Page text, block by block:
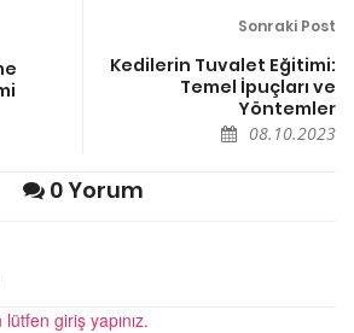
Sonraki Post
Kedilerin Tuvalet Eğitimi:
Temel İpuçları ve
Yöntemler
08.10.2023
0 Yorum
giriş yapınız.